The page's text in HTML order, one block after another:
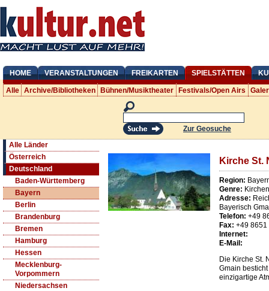
HOME VERANSTALTUNGEN FREIKARTEN SPIELSTÄTTEN
Alle Archive/Bibliotheken Bühnen/Musiktheater Festivals/Open Airs
Zur Geosuche
Alle Länder
Österreich
Deutschland
Baden-Württemberg
Bayern
Berlin
Brandenburg
Bremen
Hamburg
Hessen
Mecklenburg-
Vorpommern
Niedersachsen
Kirche St.
Region:
Genre: Kirchen
Adresse:
Bayerisch
Telefon: +49
Fax: +49 8651
Internet:
E-Mail:
Die Kirche St.
Gmain
einzigartige